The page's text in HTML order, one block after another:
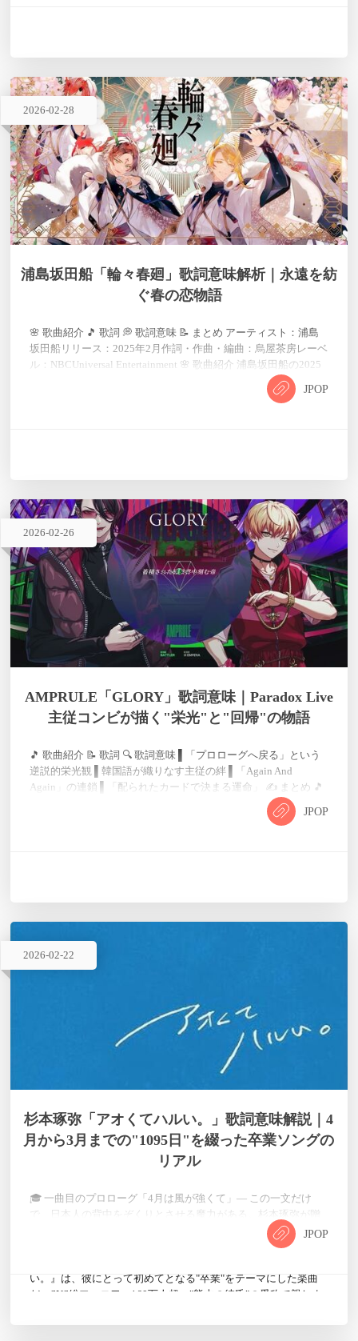
2026-02-28
浦島坂田船「輪々春廻」歌詞意味解析｜永遠を紡
ぐ春の恋物語
JPOP
🌸 歌曲紹介 🎵 歌詞 💭 歌詞意味 📝 まとめ アーティスト：浦島
坂田船リリース：2025年2月作詞・作曲・編曲：烏屋茶房レーベ
ル：NBCUniversal Entertainment 🌸 歌曲紹介 浦島坂田船の2025
年冬の新作「輪々春廻」は、「輪廻転生を繰り返しても、君を
想い続ける」という切なくも美しい愛の物語を描いた楽曲で
2026-02-26
AMPRULE「GLORY」歌詞意味｜Paradox Live
主従コンビが描く"栄光"と"回帰"の物語
JPOP
🎵 歌曲紹介 📝 歌詞 🔍 歌詞意味 ▌「プロローグへ戻る」という
逆説的栄光観 ▌韓国語が織りなす主従の絆 ▌「Again And
Again」の連鎖 ▌「配られたカードで決まる運命」 ✍ まとめ 🎵
歌曲紹介 「GLORY」は、Phantom Liveの絶対王者を目指す財閥
主従ユニット（エイムルール）が贈る、2026年3月発売のスプリ
2026-02-22
杉本琢弥「アオくてハルい。」歌詞意味解説｜4
月から3月までの"1095日"を綴った卒業ソングの
リアル
JPOP
🎓 一曲目のプロローグ「4月は風が強くて」— この一文だけ
で、日本人の背中をぞくりとさせる魔力がある。杉本琢弥が贈
る卒業ソング『アオくてハルい。』は、高校三年間の日々を等
身大の言葉で綴った、令和の新しい卒業アンセムだ。 🎵 歌曲紹
い。』は、彼にとって初めてとなる"卒業"をテーマにした楽曲
だ。SNS総フォロワー160万人超、"熊本の彼氏"の愛称で親しま
を描いた…